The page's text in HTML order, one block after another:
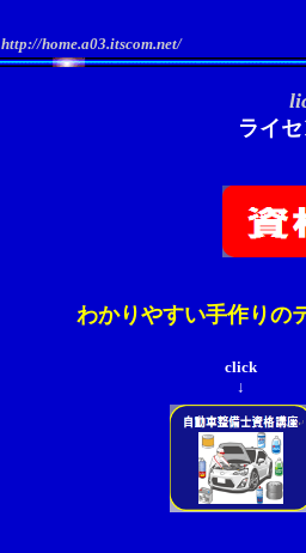
http://home.a03.itscom.net/
ライ
わかりやすい手作りの
click
↓